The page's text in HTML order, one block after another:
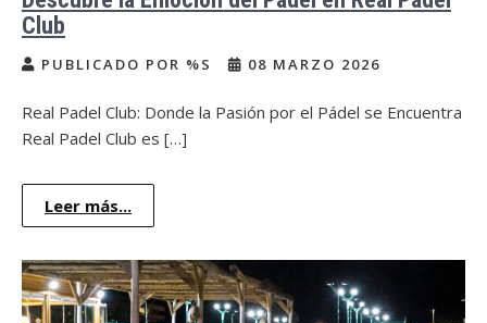
Club
PUBLICADO POR %S 08 MARZO 2026
Real Padel Club: Donde la Pasión por el Pádel se Encuentra
Real Padel Club es […]
Leer más...